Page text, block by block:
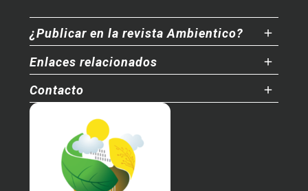
¿Publicar en la revista Ambientico?
Enlaces relacionados
Contacto